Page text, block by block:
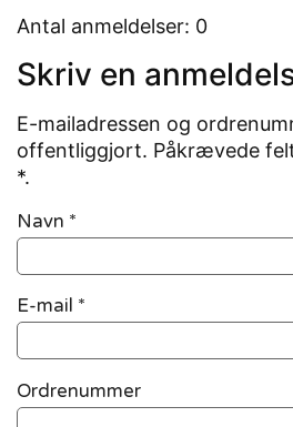
Antal anmeldelser: 0
Skriv en
E-mailadressen og
offentliggjort. Påkrævede
*.
Navn *
E-mail *
Ordrenummer